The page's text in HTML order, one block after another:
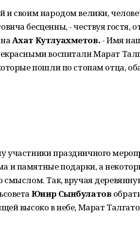
и своим народом велики,
бесценны, - чествуя гостя,
Ахат Кутлуахметов. - Имя
воспитали Марат
пошли по стопам отца,
участники праздничного
и памятные подарки, а
Так, вручая
Юнир Сынбулатов
высоко в небе, Марат